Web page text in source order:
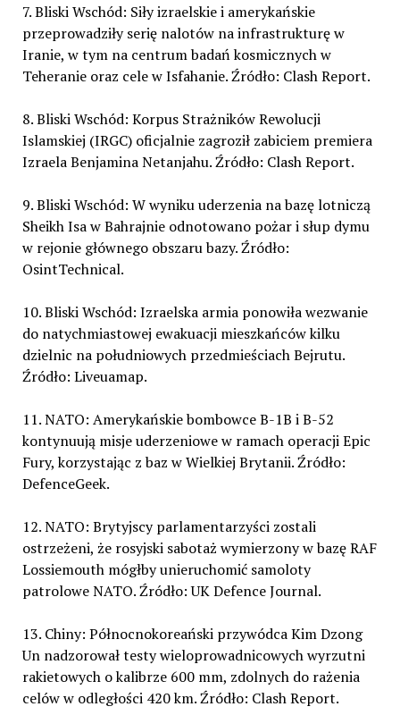
7. Bliski Wschód: Siły izraelskie i amerykańskie
przeprowadziły serię nalotów na infrastrukturę w
Iranie, w tym na centrum badań kosmicznych w
Teheranie oraz cele w Isfahanie. Źródło: Clash Report.
8. Bliski Wschód: Korpus Strażników Rewolucji
Islamskiej (IRGC) oficjalnie zagroził zabiciem premiera
Izraela Benjamina Netanjahu. Źródło: Clash Report.
9. Bliski Wschód: W wyniku uderzenia na bazę lotniczą
Sheikh Isa w Bahrajnie odnotowano pożar i słup dymu
w rejonie głównego obszaru bazy. Źródło:
OsintTechnical.
10. Bliski Wschód: Izraelska armia ponowiła wezwanie
do natychmiastowej ewakuacji mieszkańców kilku
dzielnic na południowych przedmieściach Bejrutu.
Źródło: Liveuamap.
11. NATO: Amerykańskie bombowce B-1B i B-52
kontynuują misje uderzeniowe w ramach operacji Epic
Fury, korzystając z baz w Wielkiej Brytanii. Źródło:
DefenceGeek.
12. NATO: Brytyjscy parlamentarzyści zostali
ostrzeżeni, że rosyjski sabotaż wymierzony w bazę RAF
Lossiemouth mógłby unieruchomić samoloty
patrolowe NATO. Źródło: UK Defence Journal.
13. Chiny: Północnokoreański przywódca Kim Dzong
Un nadzorował testy wieloprowadnicowych wyrzutni
rakietowych o kalibrze 600 mm, zdolnych do rażenia
celów w odległości 420 km. Źródło: Clash Report.